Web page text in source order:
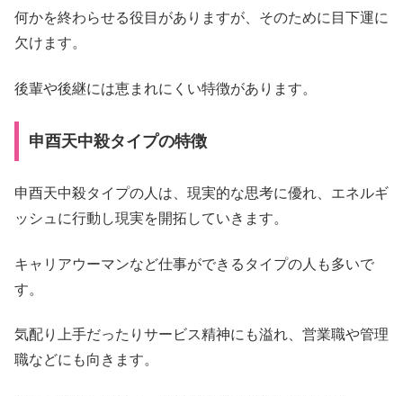
何かを終わらせる役目がありますが、そのために目下運に
欠けます。
後輩や後継には恵まれにくい特徴があります。
申酉天中殺タイプの特徴
申酉天中殺タイプの人は、現実的な思考に優れ、エネルギ
ッシュに行動し現実を開拓していきます。
キャリアウーマンなど仕事ができるタイプの人も多いで
す。
気配り上手だったりサービス精神にも溢れ、営業職や管理
職などにも向きます。